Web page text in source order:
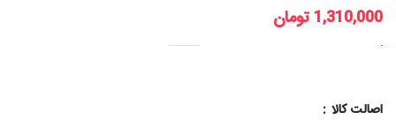
1,310,000 تومان
اصالت کالا